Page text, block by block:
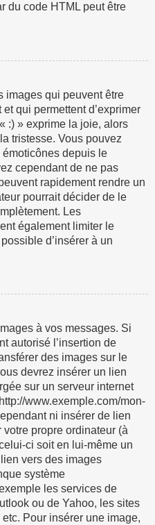
du code HTML peut être
images qui peuvent être
qui permettent d’exprimer
:) » exprime la joie, alors
tristesse. Vous pouvez
depuis le
cependant de ne pas
rapidement rendre un
pourrait décider de le
Les
également limiter le
d’insérer à un
à vos messages. Si
autorisé l’insertion de
des images sur le
devrez insérer un lien
sur un serveur internet
www.exemple.com/mon-
ni insérer de lien
propre ordinateur (à
ci soit en lui-même un
vers des images
système
les services de
ou de Yahoo, les sites
Pour insérer une image,